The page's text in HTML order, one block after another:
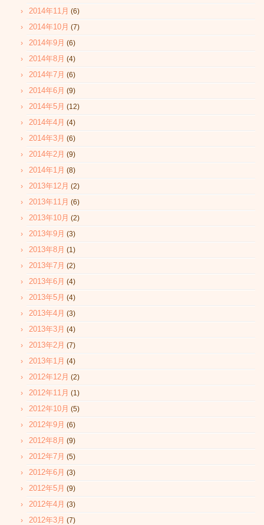
2014年11月 (6)
2014年10月 (7)
2014年9月 (6)
2014年8月 (4)
2014年7月 (6)
2014年6月 (9)
2014年5月 (12)
2014年4月 (4)
2014年3月 (6)
2014年2月 (9)
2014年1月 (8)
2013年12月 (2)
2013年11月 (6)
2013年10月 (2)
2013年9月 (3)
2013年8月 (1)
2013年7月 (2)
2013年6月 (4)
2013年5月 (4)
2013年4月 (3)
2013年3月 (4)
2013年2月 (7)
2013年1月 (4)
2012年12月 (2)
2012年11月 (1)
2012年10月 (5)
2012年9月 (6)
2012年8月 (9)
2012年7月 (5)
2012年6月 (3)
2012年5月 (9)
2012年4月 (3)
2012年3月 (7)